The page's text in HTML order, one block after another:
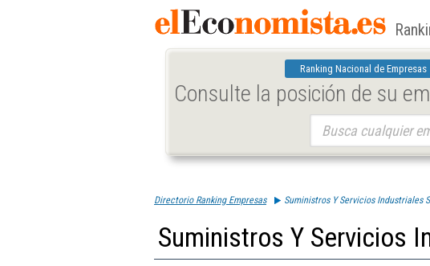
Ranking Nacional de Empresas
Consulte la posición de su
Directorio Ranking Empresas Suministros Y Servicios Industriales
Suministros Y Servicios